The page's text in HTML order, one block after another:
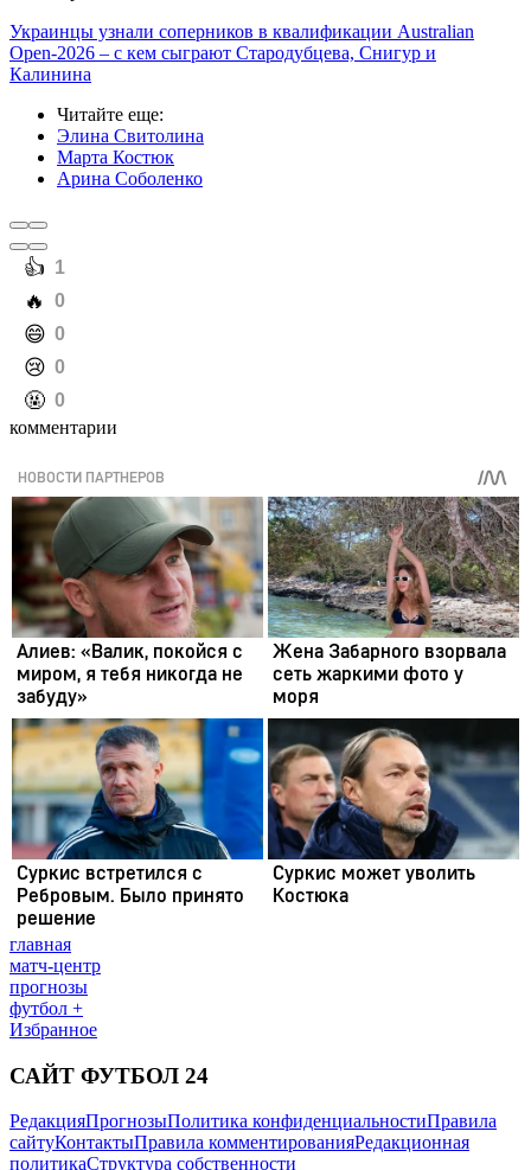
Украинцы узнали соперников в квалификации Australian
Open-2026 – с кем сыграют Стародубцева, Снигур и
Калинина
Читайте еще:
Элина Свитолина
Марта Костюк
Арина Соболенко
️👍 1
️🔥 0
️😄 0
️😢 0
️🤬 0
комментарии
главная
матч-центр
прогнозы
футбол +
Избранное
САЙТ ФУТБОЛ 24
РедакцияПрогнозыПолитика конфиденциальностиПравила
сайтуКонтактыПравила комментированияРедакционная
политикаСтруктура собственности